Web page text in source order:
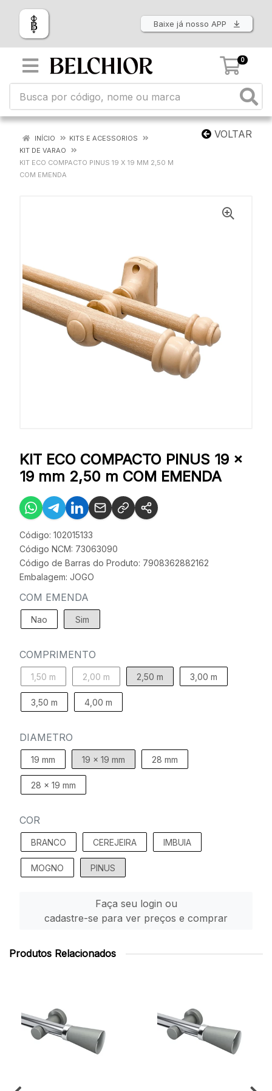
Baixe já nosso APP
0
VOLTAR
INÍCIO
KITS E ACESSORIOS
KIT DE VARAO
KIT ECO COMPACTO PINUS 19 X 19 MM 2,50 M
COM EMENDA
KIT ECO COMPACTO PINUS 19 x
19 mm 2,50 m COM EMENDA
Código: 102015133
Código NCM: 73063090
Código de Barras do Produto: 7908362882162
Embalagem: JOGO
COM EMENDA
Nao Sim
COMPRIMENTO
1,50 m 2,00 m 2,50 m 3,00 m
3,50 m 4,00 m
DIAMETRO
19 mm 19 x 19 mm 28 mm
28 x 19 mm
COR
BRANCO CEREJEIRA IMBUIA
MOGNO PINUS
Faça seu login ou
cadastre-se para ver preços e comprar
Produtos Relacionados